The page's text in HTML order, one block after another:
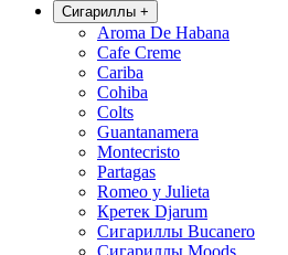
Сигариллы +
Aroma De Habana
Cafe Creme
Cariba
Cohiba
Colts
Guantanamera
Montecristo
Partagas
Romeo y Julieta
Кретек Djarum
Сигариллы Bucanero
Сигариллы Moods